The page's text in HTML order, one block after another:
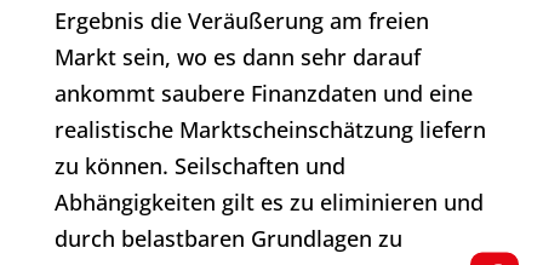
Ergebnis die Veräußerung am freien
Markt sein, wo es dann sehr darauf
ankommt saubere Finanzdaten und eine
realistische Marktscheinschätzung liefern
zu können. Seilschaften und
Abhängigkeiten gilt es zu eliminieren und
durch belastbaren Grundlagen zu